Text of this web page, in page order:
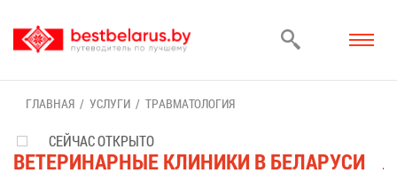
ГЛАВ­НАЯ УСЛУ­ГИ ТРАВ­МА­ТО­ЛО­ГИЯ
ВЕ­ТЕ­РИ­НАР­НЫЕ КЛИ­НИ­КИ В БЕ­ЛА­РУ­СИ
СЕЙЧАС ОТКРЫТО